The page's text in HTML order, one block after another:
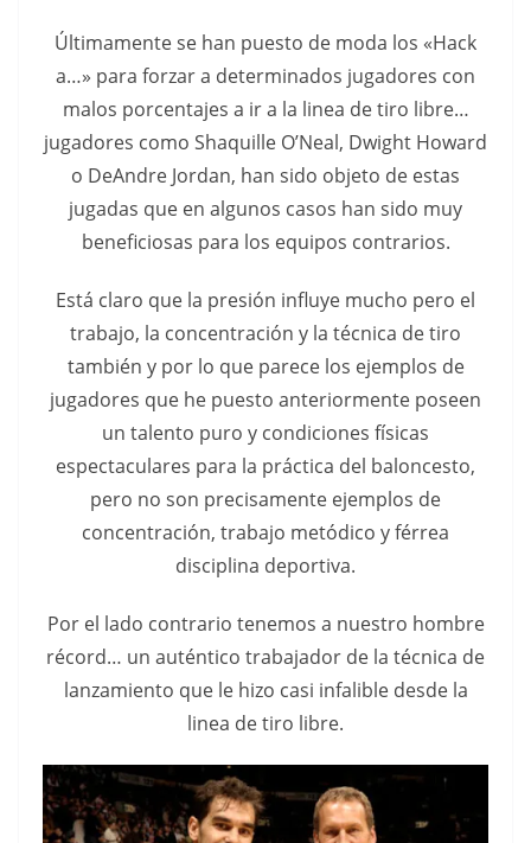
Últimamente se han puesto de moda los «Hack
a…» para forzar a determinados jugadores con
malos porcentajes a ir a la linea de tiro libre…
jugadores como Shaquille O’Neal, Dwight Howard
o DeAndre Jordan, han sido objeto de estas
jugadas que en algunos casos han sido muy
beneficiosas para los equipos contrarios.
Está claro que la presión influye mucho pero el
trabajo, la concentración y la técnica de tiro
también y por lo que parece los ejemplos de
jugadores que he puesto anteriormente poseen
un talento puro y condiciones físicas
espectaculares para la práctica del baloncesto,
pero no son precisamente ejemplos de
concentración, trabajo metódico y férrea
disciplina deportiva.
Por el lado contrario tenemos a nuestro hombre
récord… un auténtico trabajador de la técnica de
lanzamiento que le hizo casi infalible desde la
linea de tiro libre.